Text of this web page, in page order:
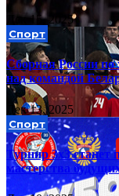
Дек 15, 2025
Спорт
Сборная России по
над командой
Дек 13, 2025
Спорт
Турнир 3х3 станет
мастерства